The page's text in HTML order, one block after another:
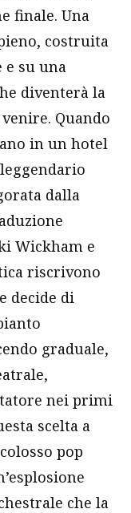
finale. Una
costruita
e su una
diventerà la
Quando
in un hotel
dalla
Wickham e
riscrivono
decide di
graduale,
nei primi
scelta a
pop
che la